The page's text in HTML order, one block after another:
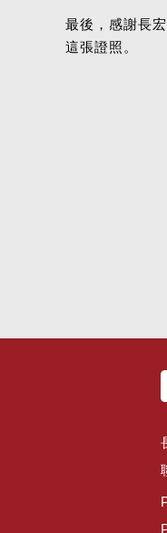
最後，感謝長
這張證照。